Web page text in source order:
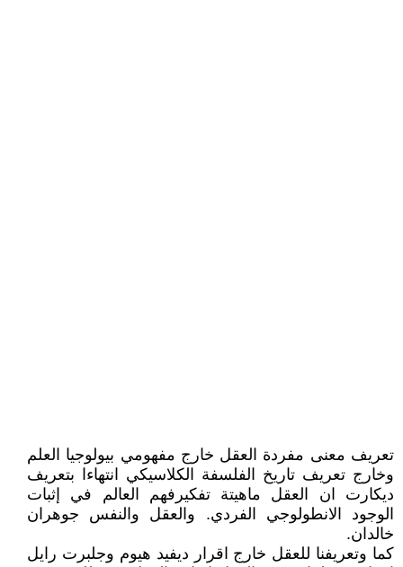
تعريف معنى مفردة العقل خارج مفهومي بيولوجيا العلم
وخارج تعريف تاريخ الفلسفة الكلاسيكي انتهاءا بتعريف
ديكارت ان العقل ماهيتة تفكيرفهم العالم في إثبات
الوجود الانطولوجي الفردي. والعقل والنفس جوهران
خالدان.
كما وتعريفنا للعقل خارج اقرار ديفيد هيوم وجلبرت رايل